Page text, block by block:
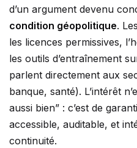
d’un argument devenu
condition géopolitique.
les licences permissives,
les outils d’entraînement
parlent directement aux
banque, santé). L’intérêt
aussi bien” : c’est de
accessible, auditable, et
continuité.